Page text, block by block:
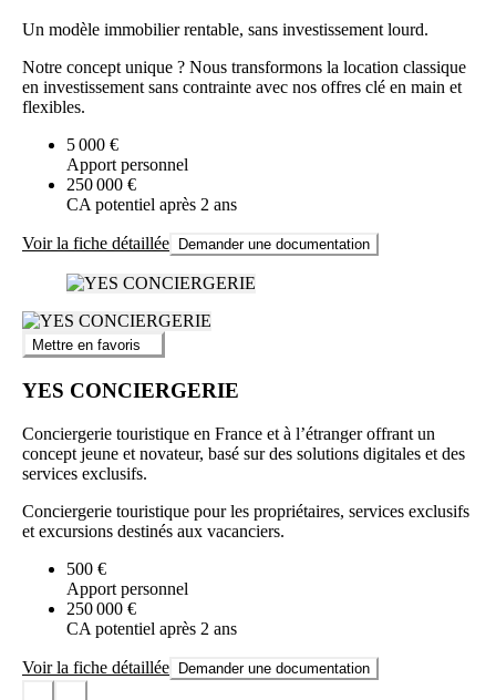
Un modèle immobilier rentable, sans investissement lourd.
Notre concept unique ? Nous transformons la location classique
en investissement sans contrainte avec nos offres clé en main et
flexibles.
5 000 €
Apport personnel
250 000 €
CA potentiel après 2 ans
Voir la fiche détaillée Demander une documentation
Mettre en favoris
YES CONCIERGERIE
Conciergerie touristique en France et à l’étranger offrant un
concept jeune et novateur, basé sur des solutions digitales et des
services exclusifs.
Conciergerie touristique pour les propriétaires, services exclusifs
et excursions destinés aux vacanciers.
500 €
Apport personnel
250 000 €
CA potentiel après 2 ans
Voir la fiche détaillée Demander une documentation